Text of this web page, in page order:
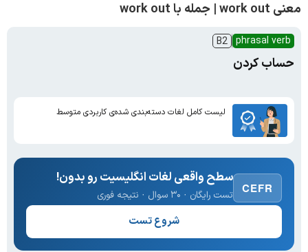
معنی work out | جمله با work out
phrasal verb
B2
حساب کردن
لیست کامل لغات دسته‌بندی شده‌ی کاربردی متوسط
CEFR
سطح واقعی لغات انگلیسیت رو بدون!
تست رایگان · ۳۰ سوال · نتیجه فوری
شروع تست